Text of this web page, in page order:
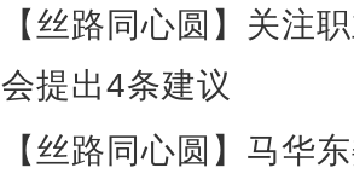
【丝路同心圆】关注
会提出4条建议
【丝路同心圆】马华